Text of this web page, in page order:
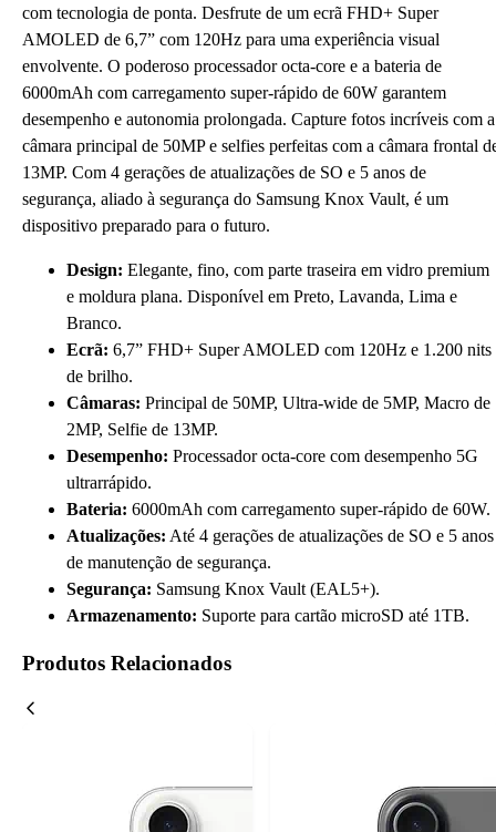
com tecnologia de ponta. Desfrute de um ecrã FHD+ Super
AMOLED de 6,7” com 120Hz para uma experiência visual
envolvente. O poderoso processador octa-core e a bateria de
6000mAh com carregamento super-rápido de 60W garantem
desempenho e autonomia prolongada. Capture fotos incríveis com a
câmara principal de 50MP e selfies perfeitas com a câmara frontal
13MP. Com 4 gerações de atualizações de SO e 5 anos de
segurança, aliado à segurança do Samsung Knox Vault, é um
dispositivo preparado para o futuro.
Design: Elegante, fino, com parte traseira em vidro premium
e moldura plana. Disponível em Preto, Lavanda, Lima e
Branco.
Ecrã: 6,7” FHD+ Super AMOLED com 120Hz e 1.200 nits
de brilho.
Câmaras: Principal de 50MP, Ultra-wide de 5MP, Macro de
2MP, Selfie de 13MP.
Desempenho: Processador octa-core com desempenho 5G
ultrarrápido.
Bateria: 6000mAh com carregamento super-rápido de 60W.
Atualizações: Até 4 gerações de atualizações de SO e 5 anos
de manutenção de segurança.
Segurança: Samsung Knox Vault (EAL5+).
Armazenamento: Suporte para cartão microSD até 1TB.
Produtos Relacionados